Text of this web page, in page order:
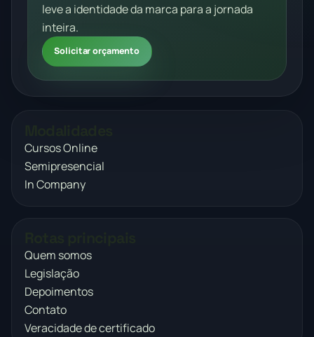
leve a identidade da marca para a jornada
inteira.
Solicitar orçamento
Cursos Online
Semipresencial
In Company
Quem somos
Legislação
Depoimentos
Contato
Veracidade de certificado